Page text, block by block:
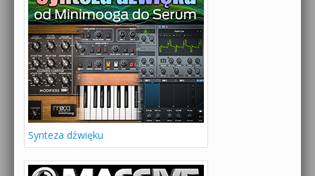
Synteza dźwięku